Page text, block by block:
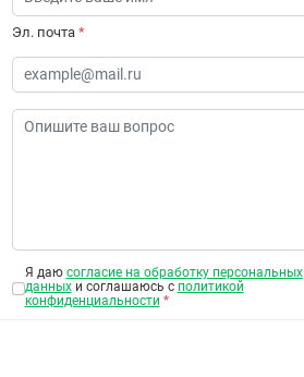
Эл. почта *
Я даю согласие на обработку персональных
данныхи соглашаюсь с политикой
конфиденциальности *